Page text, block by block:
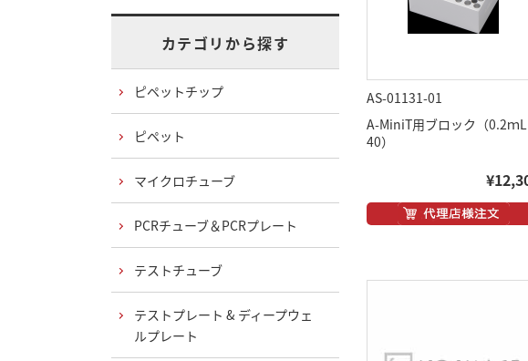
AS-01131-01
A-MiniT用ブロック（0.2ｍ
40）
カテゴリから探す
ピペットチップ
ピペット
マイクロチューブ
PCRチューブ＆PCRプレート
テストチューブ
テストプレート & ディープウェ
ルプレート